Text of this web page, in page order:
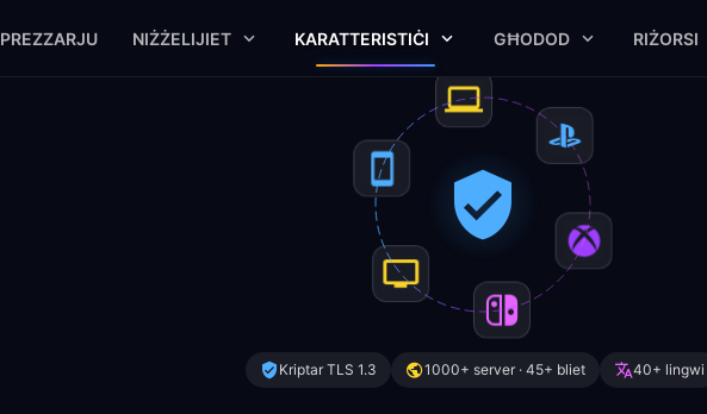
PREZZARJU NIŻŻELIJIET KARATTERISTIĊI GĦODOD RIŻORSI
Kriptar TLS 1.3 1000+ server · 45+ bliet 40+ lingwi